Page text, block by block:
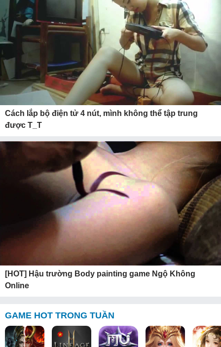
Cách lắp bộ điện tử 4 nút, mình không thể tập trung
được T_T
[HOT] Hậu trường Body painting game Ngộ Không
Online
GAME HOT TRONG TUẦN